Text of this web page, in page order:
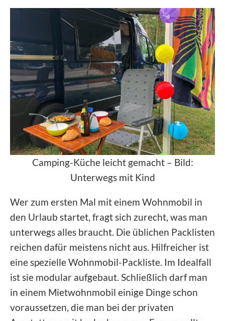
Camping-Küche leicht gemacht – Bild:
Unterwegs mit Kind
Wer zum ersten Mal mit einem Wohnmobil in
den Urlaub startet, fragt sich zurecht, was man
unterwegs alles braucht. Die üblichen Packlisten
reichen dafür meistens nicht aus. Hilfreicher ist
eine spezielle Wohnmobil-Packliste. Im Idealfall
ist sie modular aufgebaut. Schließlich darf man
in einem Mietwohnmobil einige Dinge schon
voraussetzen, die man bei der privaten